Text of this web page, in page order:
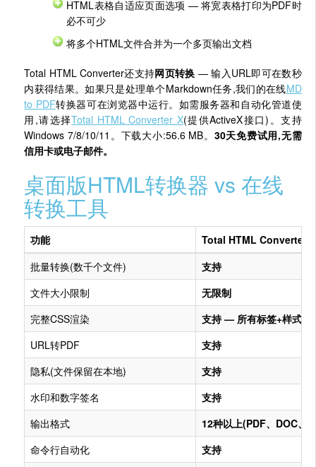
HTML表格自适应页面选项 — 将宽表格打印为PDF时
必不可少
将多个HTML文件合并为一个多页输出文档
Total HTML Converter还支持网页转换 — 输入URL即可在数秒
内获得结果。如果只是处理单个Markdown任务,我们的在线MD
to PDF转换器可在浏览器中运行。如需服务器和自动化管道使
用,请选择Total HTML Converter X(提供ActiveX接口)。支持
Windows 7/8/10/11。下载大小:56.6 MB。 30天免费试用,无需
信用卡或电子邮件。
桌面版HTML转换器 vs 在线
转换工具
功能
Total HTML Converter
批量转换(数千个文件)
支持
文件大小限制
无限制
完整CSS渲染
支持 — 所有标签+样式
URL转PDF
支持
隐私(文件保留在本地)
支持
水印和数字签名
支持
输出格式
12种以上(PDF、DOC、
命令行自动化
支持